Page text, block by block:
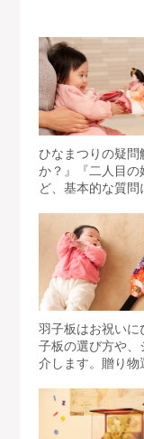
ひなまつりの疑問
か？』『二人目の
ど、基本的な質
羽子板はお祝いに
子板の選び方や、
介します。贈り物